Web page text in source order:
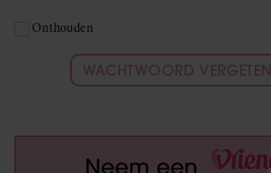
Onthouden
WACHTWOORD VERGETEN